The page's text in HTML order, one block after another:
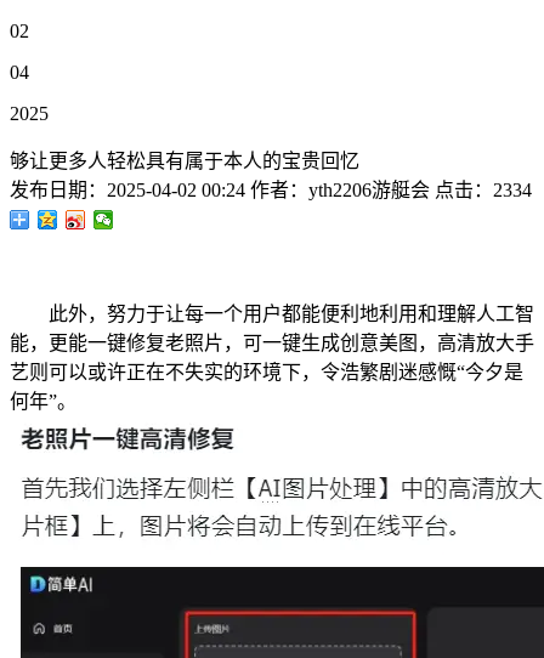
02
04
2025
够让更多人轻松具有属于本人的宝贵回忆
发布日期： 2025-04-02 00:24 作者： yth2206游艇会 点击： 2334
此外，努力于让每一个用户都能便利地利用和理解人工智
能，更能一键修复老照片，可一键生成创意美图，高清放大手
艺则可以或许正在不失实的环境下，令浩繁剧迷感慨“今夕是
何年”。